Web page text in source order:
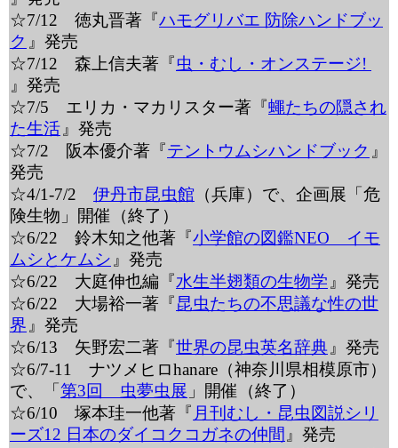
☆7/12 徳丸晋著『ハモグリバエ 防除ハンドブッ
ク 』発売
☆7/12 森上信夫著『虫・むし・オンステージ!
』発売
☆7/5 エリカ・マカリスター著『蠅たちの隠され
た生活 』発売
☆7/2 阪本優介著『テントウムシハンドブック 』
発売
☆4/1-7/2 伊丹市昆虫館 （兵庫）で、企画展「危
険生物」開催（終了）
☆6/22 鈴木知之他著『小学館の図鑑NEO イモ
ムシとケムシ 』発売
☆6/22 大庭伸也編『水生半翅類の生物学 』発売
☆6/22 大場裕一著『昆虫たちの不思議な性の世
界 』発売
☆6/13 矢野宏二著『世界の昆虫英名辞典 』発売
☆6/7-11 ナツメヒロhanare（神奈川県相模原市）
で、「 第3回 虫夢虫展 」開催（終了）
☆6/10 塚本珪一他著『 月刊むし・昆虫図説シリ
ーズ12 日本のダイコクコガネの仲間 』発売